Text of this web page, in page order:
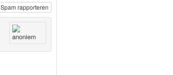
Spam rapporteren